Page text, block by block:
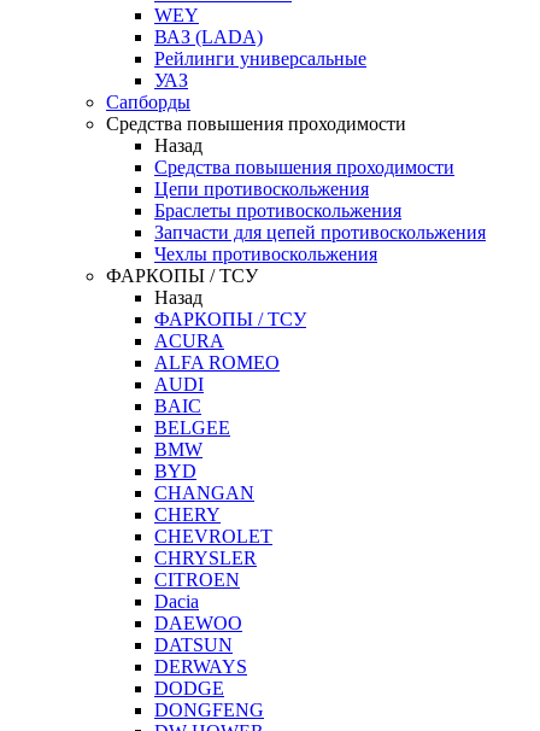
WEY
ВАЗ (LADA)
Рейлинги универсальные
УАЗ
Сапборды
Средства повышения проходимости
Назад
Средства повышения проходимости
Цепи противоскольжения
Браслеты противоскольжения
Запчасти для цепей противоскольжения
Чехлы противоскольжения
ФАРКОПЫ / ТСУ
Назад
ФАРКОПЫ / ТСУ
ACURA
ALFA ROMEO
AUDI
BAIC
BELGEE
BMW
BYD
CHANGAN
CHERY
CHEVROLET
CHRYSLER
CITROEN
Dacia
DAEWOO
DATSUN
DERWAYS
DODGE
DONGFENG